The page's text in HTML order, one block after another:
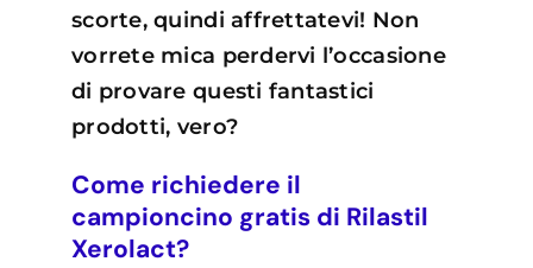
scorte, quindi affrettatevi! Non
vorrete mica perdervi l’occasione
di provare questi fantastici
prodotti, vero?
Come richiedere il
campioncino gratis di Rilastil
Xerolact?